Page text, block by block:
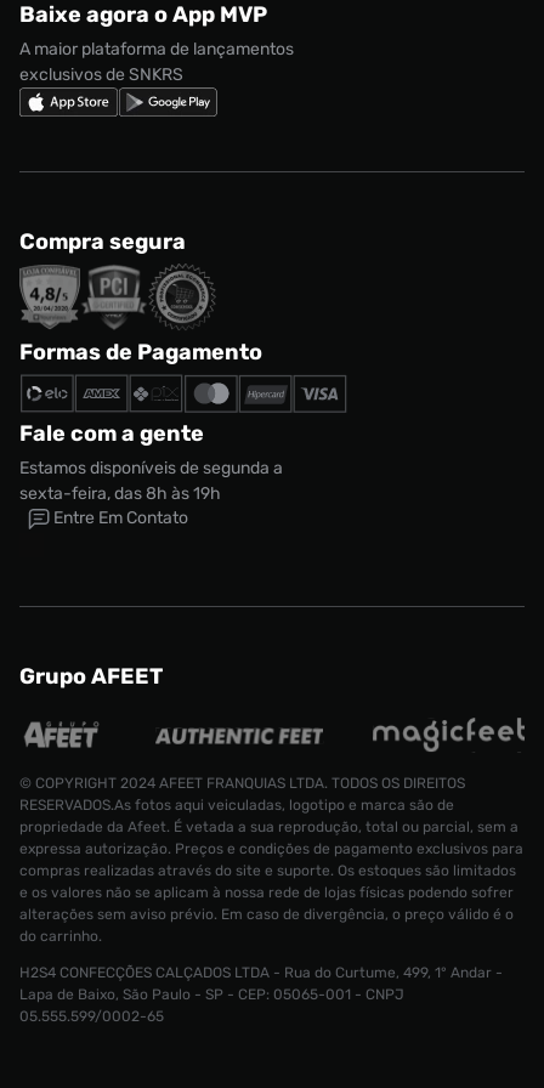
Tênis adidas Megaride Masculino
39
R$ 1999,99
Nike Shox
Regulamento Cupom
Baixe agora o App MVP
A maior plataforma de lançamentos
exclusivos de SNKRS
Compra segura
Formas de Pagamento
Fale com a gente
Estamos disponíveis de segunda a
sexta-feira, das 8h às 19h
Entre Em Contato
Grupo AFEET
© COPYRIGHT 2024 AFEET FRANQUIAS LTDA. TODOS OS DIREITOS
RESERVADOS.As fotos aqui veiculadas, logotipo e marca são de
propriedade da Afeet. É vetada a sua reprodução, total ou parcial, sem a
expressa autorização. Preços e condições de pagamento exclusivos para
compras realizadas através do site e suporte. Os estoques são limitados
e os valores não se aplicam à nossa rede de lojas físicas podendo sofrer
alterações sem aviso prévio. Em caso de divergência, o preço válido é o
do carrinho.
H2S4 CONFECÇÕES CALÇADOS LTDA - Rua do Curtume, 499, 1° Andar -
Lapa de Baixo, São Paulo - SP - CEP: 05065-001 - CNPJ
05.555.599/0002-65